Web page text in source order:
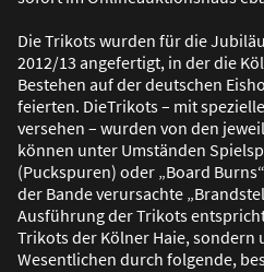
Die Trikots wurden für die
2012/13 angefertigt, in der die
Bestehen auf der deutschen
feierten. DieTrikots – mit
versehen – wurden von den
können unter Umständen
(Puckspuren) oder „Board
der Bande verursachte
Ausführung der Trikots
Trikots der Kölner Haie, sondern
Wesentlichen durch folgende,